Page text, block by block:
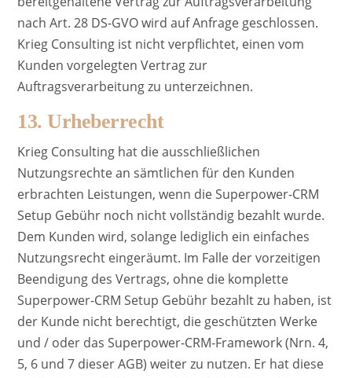
nach Art. 28 DS-GVO wird auf Anfrage geschlossen.
Krieg Consulting ist nicht verpflichtet, einen vom
Kunden vorgelegten Vertrag zur
Auftragsverarbeitung zu unterzeichnen.
13. Urheberrecht
Krieg Consulting hat die ausschließlichen
Nutzungsrechte an sämtlichen für den Kunden
erbrachten Leistungen, wenn die Superpower-CRM
Setup Gebühr noch nicht vollständig bezahlt wurde.
Dem Kunden wird, solange lediglich ein einfaches
Nutzungsrecht eingeräumt. Im Falle der vorzeitigen
Beendigung des Vertrags, ohne die komplette
Superpower-CRM Setup Gebühr bezahlt zu haben, ist
der Kunde nicht berechtigt, die geschützten Werke
und / oder das Superpower-CRM-Framework (Nrn. 4,
5, 6 und 7 dieser AGB) weiter zu nutzen. Er hat diese